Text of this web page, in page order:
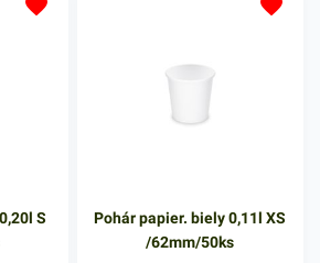
S
Pohár papier. biely 0,11l XS
/62mm/50ks